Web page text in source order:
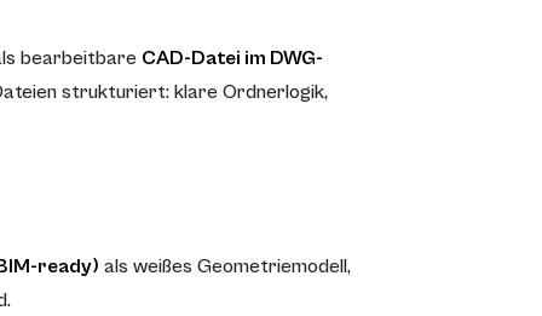
bearbeitbare CAD-Datei im DWG-
strukturiert: klare Ordnerlogik,
ready) als weißes Geometriemodell,